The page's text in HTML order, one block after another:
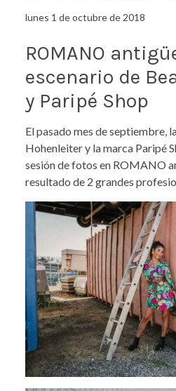
lunes 1 de octubre de 2018
ROMANO
escenario de
y Paripé Shop
El pasado mes de septiembre,
Hohenleiter y la marca Paripé
sesión de fotos en ROMANO
resultado de 2 grandes